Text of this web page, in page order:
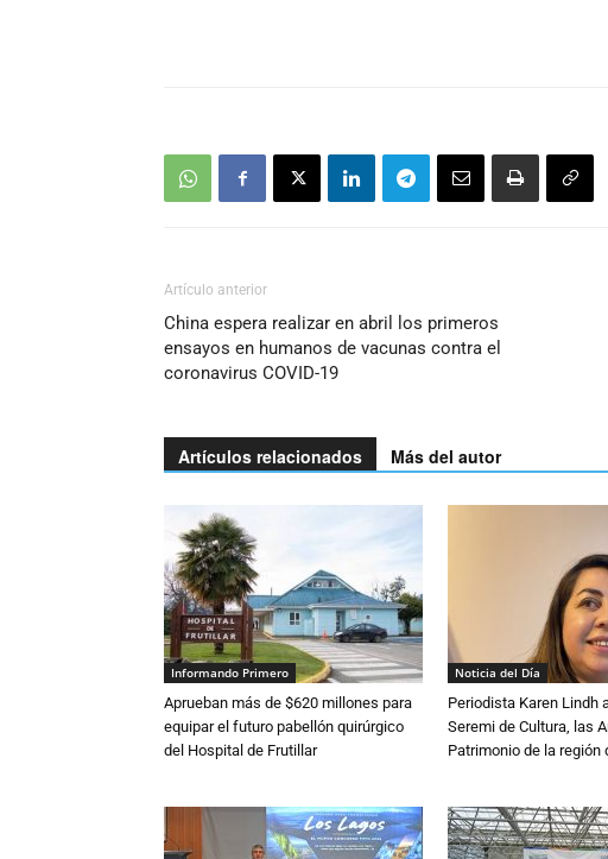
Artículo anterior
China espera realizar en abril los primeros
ensayos en humanos de vacunas contra el
coronavirus COVID-19
Artículos relacionados Más del autor
Informando Primero
Aprueban más de $620 millones para
equipar el futuro pabellón quirúrgico
del Hospital de Frutillar
Noticia del Día
Periodista Karen Lindh
Seremi de Cultura, las
Patrimonio de la región